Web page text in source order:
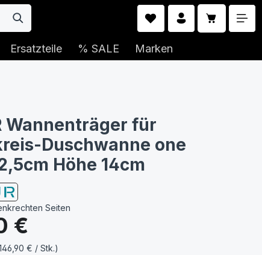
Ersatzteile % SALE Marken
Wannenträger für
Duschwanne one
Höhe 14cm
Seiten
€
€ / Stk.)